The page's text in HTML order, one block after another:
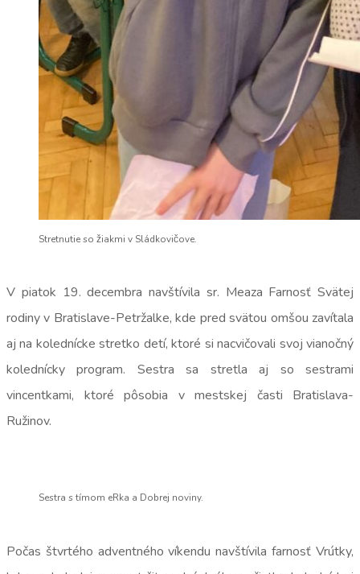
Stretnutie so žiakmi v Sládkovičove.
V piatok 19. decembra navštívila sr. Meaza Farnosť Svätej
rodiny v Bratislave-Petržalke, kde pred svätou omšou zavítala
aj na kolednícke stretko detí, ktoré si nacvičovali svoj vianočný
kolednícky program. Sestra sa stretla aj so sestrami
vincentkami, ktoré pôsobia v mestskej časti Bratislava-
Ružinov.
Sestra s tímom eRka a Dobrej noviny.
Počas štvrtého adventného víkendu navštívila farnosť Vrútky,